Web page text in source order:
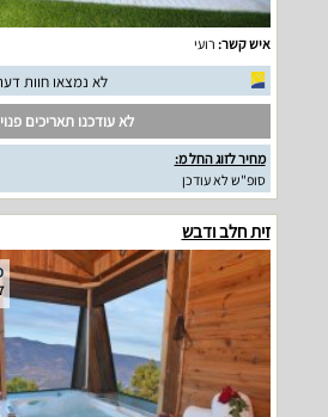
איש קשר: רועי
לא נמצאו חוות
לא עודכנו תאריכים
מחיר לזוג החל מ:
סופ"ש לא עודכן
זית חלב ודבש
7 חוות